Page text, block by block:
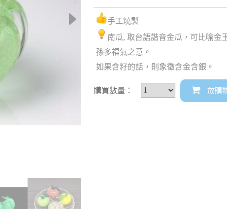
手工燒製
南瓜, 取台語諧音金瓜，可比喻金
孫多福氣之意。
如果含籽的話，則象徵含金含銀。
購買數量： 放購